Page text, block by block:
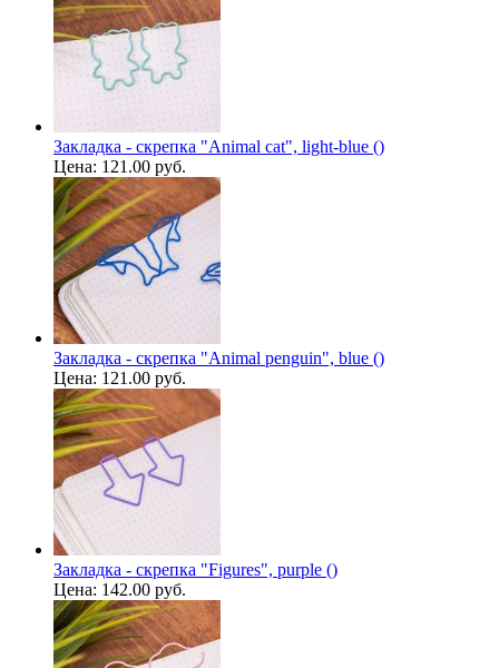
Закладка - скрепка "Animal cat", light-blue ()
Цена: 121.00 руб.
Закладка - скрепка "Animal penguin", blue ()
Цена: 121.00 руб.
Закладка - скрепка "Figures", purple ()
Цена: 142.00 руб.